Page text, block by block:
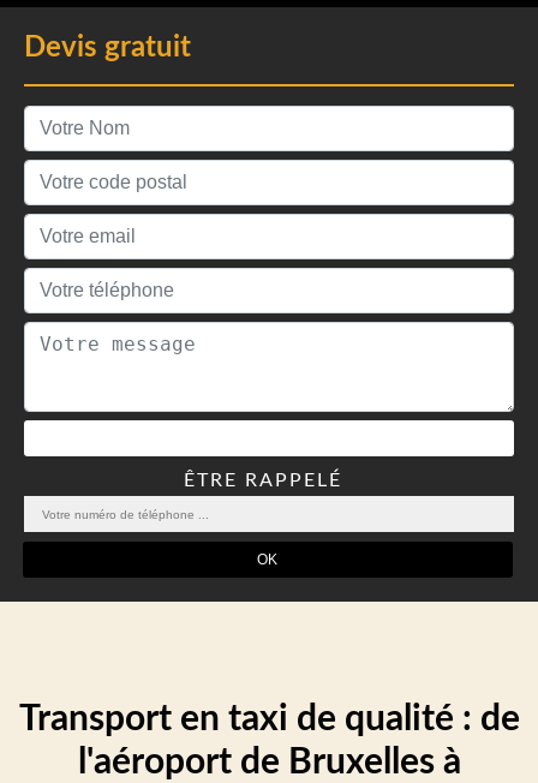
Devis gratuit
ÊTRE RAPPELÉ
Transport en taxi de qualité : de
l'aéroport de Bruxelles à